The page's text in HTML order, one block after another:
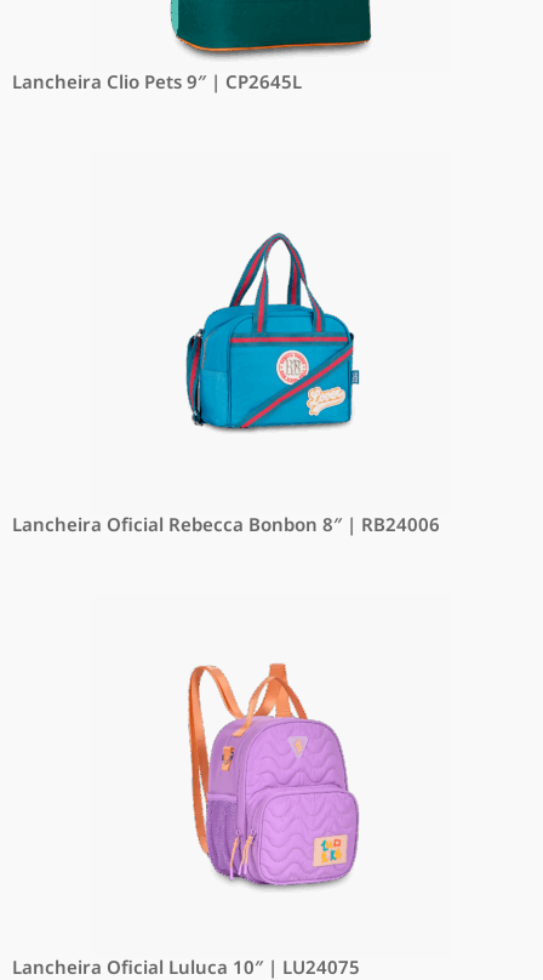
Lancheira Clio Pets 9″ | CP2645L
Lancheira Oficial Rebecca Bonbon 8″ | RB24006
Lancheira Oficial Luluca 10″ | LU24075